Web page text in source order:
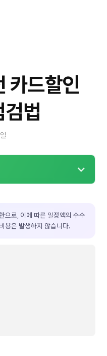
카드할인
법
으로, 이에 따른 일정액의 수수
용은 발생하지 않습니다.